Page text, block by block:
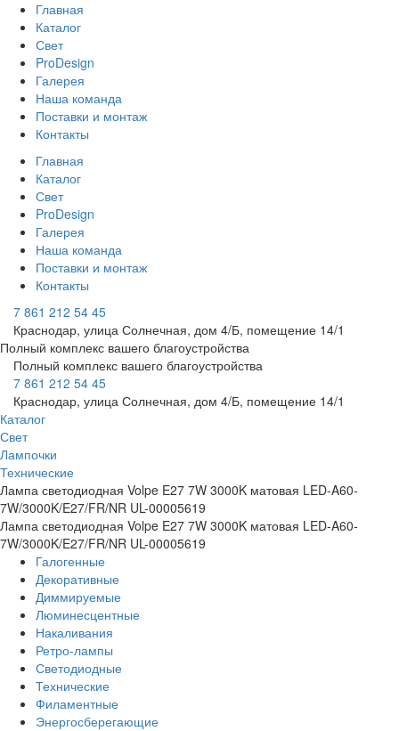
Главная
Каталог
Свет
ProDesign
Галерея
Наша команда
Поставки и монтаж
Контакты
Главная
Каталог
Свет
ProDesign
Галерея
Наша команда
Поставки и монтаж
Контакты
7 861 212 54 45
Краснодар, улица Солнечная, дом 4/Б, помещение 14/1
Полный комплекс вашего благоустройства
Полный комплекс вашего благоустройства
7 861 212 54 45
Краснодар, улица Солнечная, дом 4/Б, помещение 14/1
Каталог
Свет
Лампочки
Технические
Лампа светодиодная Volpe E27 7W 3000K матовая LED-A60-
7W/3000K/E27/FR/NR UL-00005619
Лампа светодиодная Volpe E27 7W 3000K матовая LED-A60-
7W/3000K/E27/FR/NR UL-00005619
Галогенные
Декоративные
Диммируемые
Люминесцентные
Накаливания
Ретро-лампы
Светодиодные
Технические
Филаментные
Энергосберегающие